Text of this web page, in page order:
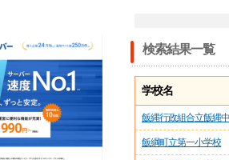
検索結果一覧
学校名
飯縄行政組合立飯縄
飯綱町立第一小学校